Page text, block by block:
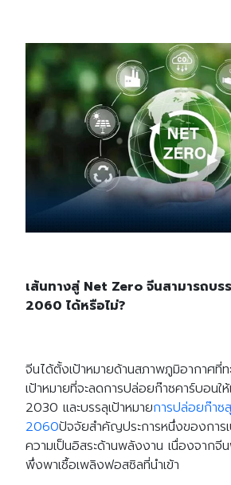
เส้นทางสู่ Net Zero จีนสามารถบร
2060 ได้หรือไม่?
จีนได้ตั้งเป้าหมายด้านสภาพภูมิอากาศที่ท
เป้าหมายที่จะลดการปล่อยก๊าซคาร์บอนใ
2030 และบรรลุเป้าหมายการปล่อยก๊าซ
2060ปัจจัยสำคัญประการหนึ่งของการ
ความเป็นอิสระด้านพลังงาน เนื่องจากจี
พึ่งพาเชื้อเพลิงฟอสซิลที่นำเข้า